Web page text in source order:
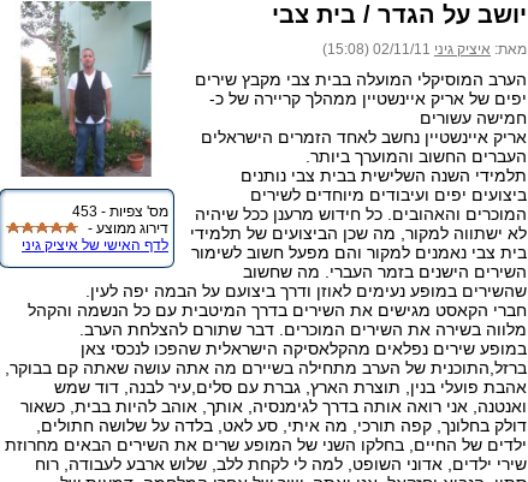
מס' צפיות - 453
דירוג ממוצע -
לדף האישי של איציק גיני
יושב על הגדר / בית צבי
מאת: איציק גיני 02/11/11 (15:08)
הערב המוסיקלי המועלה בבית צבי מקבץ שירים
יפים של אריק איינשטיין ממהלך קריירה של כ-
חמישה עשורים
אריק איינשטיין נחשב לאחד הזמרים הישראלים
העברים החשוב והמוערך ביותר.
תלמידי השנה השלישית בבית צבי נותנים
ביצועים יפים ועיבודים מיוחדים לשירים
המוכרים והאהובים. כל חידוש מרענן ככל שיהיה
לא ישתווה למקור, מה שכן הביצועים של תלמידי
בית צבי נאמנים למקור והם מפעל חשוב לשימור
השירים הישנים בזמר העברי. מה שחשוב
שהשירים במופע נעימים לאוזן ודרך ביצועם על הבמה יפה לעין.
חברי הקאסט מגישים את השירים בדרך המיטבית עם כל הנשמה והקהל
מלווה בשירה את השירים המוכרים. דבר שתורם להצלחת הערב.
במופע שירים נפלאים מהקלאסיקה הישראלית שהפכו לנכסי צאן
ברזל,התוכנית של הערב מתחילה בשיירם מה אתה עושה שאתה קם בבוקר,
אהבת פועלי בנין, תוצרת הארץ, גברת עם סלים,עיר לבנה, דוד שמש
ואנטנה, אני רואה אותה בדרך לגימנסיה, אותך, אוהב להיות בבית, כשאור
דולק בחלונך, קפה תורכי, מה איתי, סע לאט, בלדה על שלושה חתולים,
ילדים של החיים, בחלקו השני של המופע שרים את השירים הבאים מחרוזת
שירי ילדים, אדוני השופט, למה לי לקחת ללב, שלוש ארבע לעבודה, רוח